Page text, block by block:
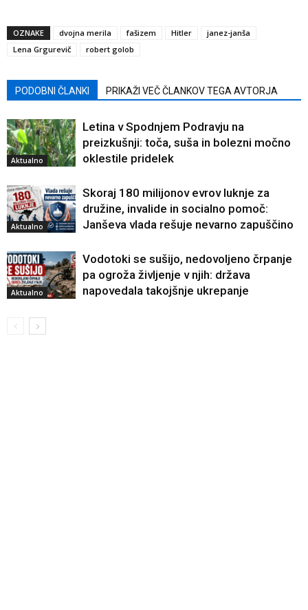
OZNAKE dvojna merila fašizem Hitler
janez-janša
Lena Grgurevič
robert golob
PODOBNI ČLANKI PRIKAŽI VEČ ČLANKOV TEGA AVTORJA
Aktualno
Letina v Spodnjem Podravju na
preizkušnji: toča, suša in bolezni močno
oklestile pridelek
Aktualno
Skoraj 180 milijonov evrov luknje za
družine, invalide in socialno pomoč:
Janševa vlada rešuje nevarno zapuščino
Aktualno
Vodotoki se sušijo, nedovoljeno črpanje
pa ogroža življenje v njih: država
napovedala takojšnje ukrepanje